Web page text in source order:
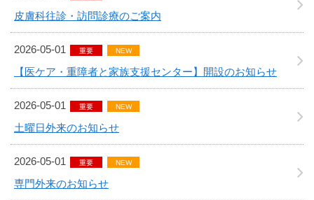
皮膚科往診・訪問診療のご案内
2026-05-01 重要 NEW
【医ケア・重障者と家族支援センター】開設のお知らせ
2026-05-01 重要 NEW
土曜日外来のお知らせ
2026-05-01 重要 NEW
専門外来のお知らせ